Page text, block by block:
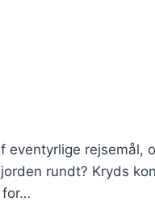
eventyrlige
rundt? Kryds
for…